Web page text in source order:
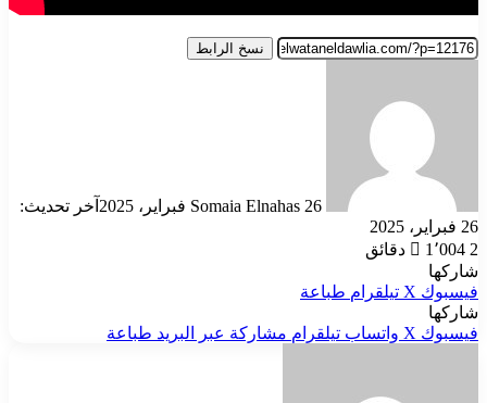
نسخ الرابط
Somaia Elnahas 26 فبراير، 2025
آخر تحديث:
26 فبراير، 2025
1٬004 2 دقائق
شاركها
فيسبوك ‫X تيلقرام طباعة
شاركها
فيسبوك ‫X واتساب تيلقرام مشاركة عبر البريد طباعة